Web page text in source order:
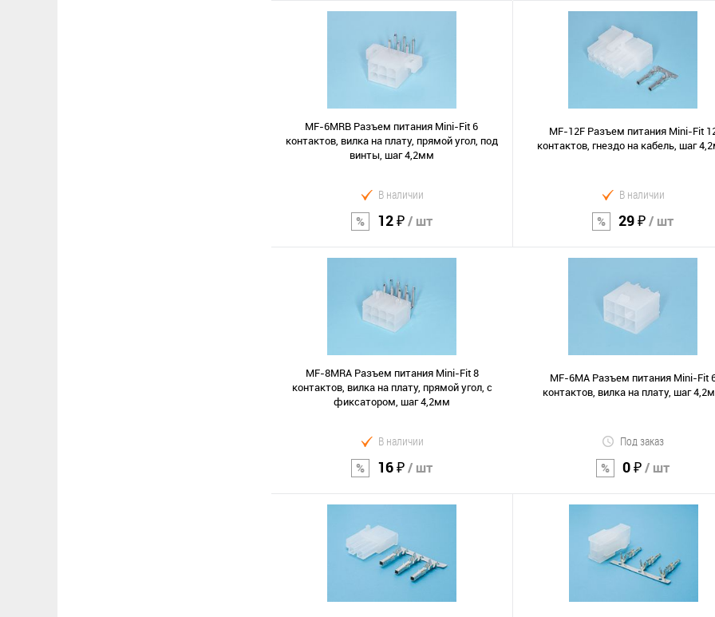
MF-6MRB Разъем питания Mini-Fit 6
контактов, вилка на плату, прямой угол, под
винты, шаг 4,2мм
В наличии
12 ₽/ шт
В корзину
MF-12F Разъем питания Mini-Fit
контактов, гнездо на кабель, шаг
В наличии
29 ₽/ шт
В корзину
MF-8MRA Разъем питания Mini-Fit 8
контактов, вилка на плату, прямой угол, с
фиксатором, шаг 4,2мм
В наличии
16 ₽/ шт
В корзину
MF-6MA Разъем питания Mini-Fit
контактов, вилка на плату, шаг
Под заказ
0 ₽/ шт
В корзину